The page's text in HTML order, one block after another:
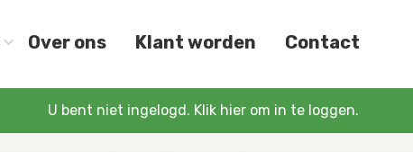
Over ons Klant worden Contact
U bent niet ingelogd. Klik hier om in te loggen.